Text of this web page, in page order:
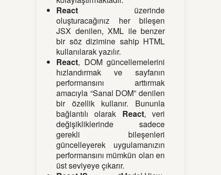
React üzerinde
oluşturacağınız her bileşen
JSX denilen, XML ile benzer
bir söz dizimine sahip HTML
kullanılarak yazılır.
React, DOM güncellemelerini
hızlandırmak ve sayfanın
performansını arttırmak
amacıyla “Sanal DOM” denilen
bir özellik kullanır. Bununla
bağlantılı olarak React, veri
değişikliklerinde sadece
gerekli bileşenleri
güncelleyerek uygulamanızın
performansını mümkün olan en
üst seviyeye çıkarır.